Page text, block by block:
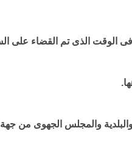
الوقت الذى تم القضاء على
والمجلس الجهوى من جهة